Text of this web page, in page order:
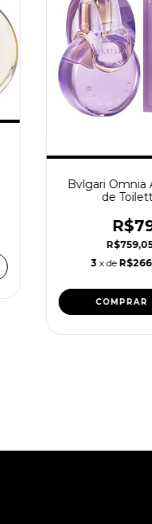
Bvlgari Omnia
de
3 x de